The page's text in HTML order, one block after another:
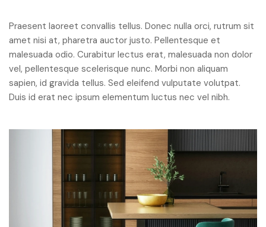
Praesent laoreet convallis tellus. Donec nulla orci, rutrum sit
amet nisi at, pharetra auctor justo. Pellentesque et
malesuada odio. Curabitur lectus erat, malesuada non dolor
vel, pellentesque scelerisque nunc. Morbi non aliquam
sapien, id gravida tellus. Sed eleifend vulputate volutpat.
Duis id erat nec ipsum elementum luctus nec vel nibh.